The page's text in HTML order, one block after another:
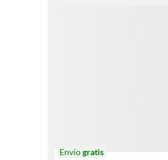
Envíogratis